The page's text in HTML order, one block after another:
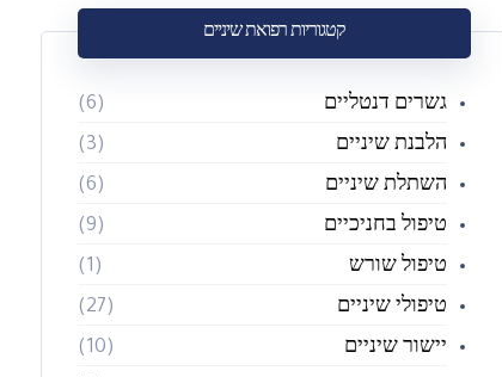
קטגוריות רפואת שיניים
גשרים דנטליים
(6)
הלבנת שיניים
(3)
השתלת שיניים
(6)
טיפול בחניכיים
(9)
טיפול שורש
(1)
טיפולי שיניים
(27)
יישור שיניים
(10)